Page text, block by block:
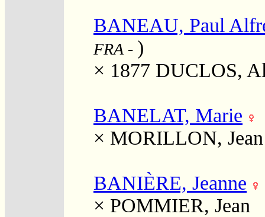
BANEAU, Paul
FRA - )
× 1877 DUCLOS,
BANELAT, Marie
× MORILLON, Jean
BANIÈRE, Jeanne
× POMMIER, Jean